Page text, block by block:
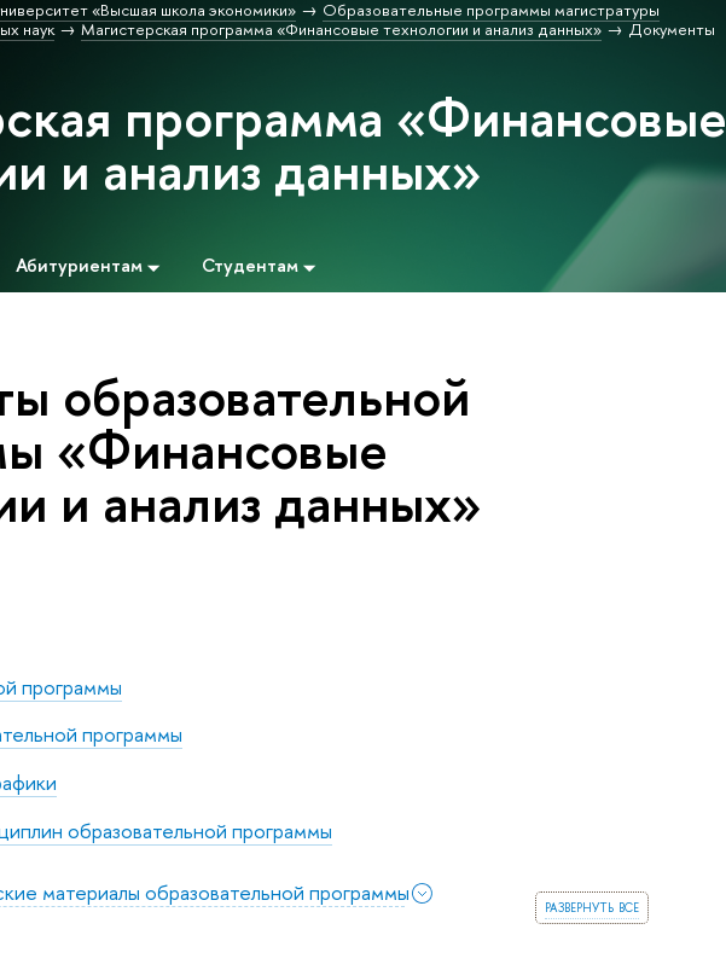
«Высшая школа экономики»
Образовательные программы магистратуры
наук Магистерская программа «Финансовые технологии и анализ данных»
Документы
программа «Финансовые
и анализ данных»
Абитуриентам Студентам
образовательной
«Финансовые
и анализ данных»
программы
программы
образовательной программы
развернуть все
материалы образовательной программы